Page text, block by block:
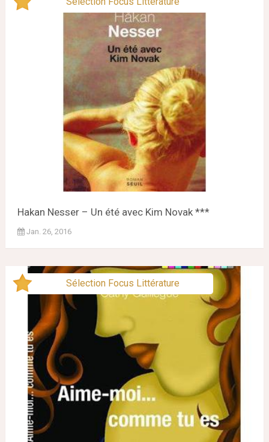
Hakan Nesser – Un été avec Kim Novak ***
Jan. 26, 2016
Sélection Focus Littérature